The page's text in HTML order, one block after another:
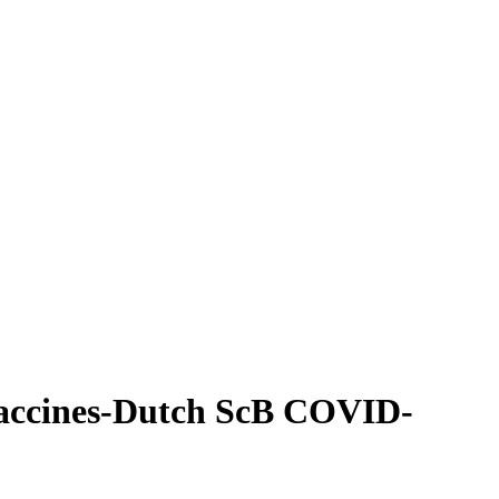
Dutch ScB COVID-